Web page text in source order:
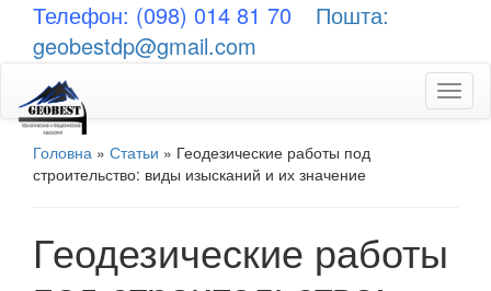
Телефон: (098) 014 81 70
Пошта:
geobestdp@gmail.com
Головна » Статьи » Геодезические работы под
строительство: виды изысканий и их значение
Геодезические работы